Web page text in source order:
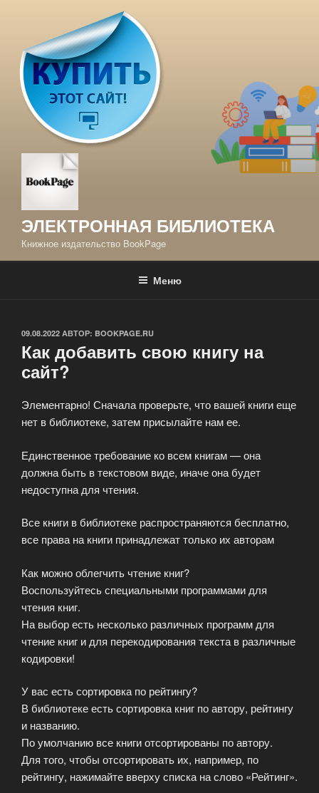
содержимому
ЭЛЕКТРОННАЯ БИБЛИОТЕКА
Книжное издательство BookPage
Меню
ОПУБЛИКОВАНО
09.08.2022 АВТОР: BOOKPAGE.RU
Как добавить свою книгу на
сайт?
Элементарно! Сначала проверьте, что вашей книги еще
нет в библиотеке, затем присылайте нам ее.
Единственное требование ко всем книгам — она
должна быть в текстовом виде, иначе она будет
недоступна для чтения.
Все книги в библиотеке распространяются бесплатно,
все права на книги принадлежат только их авторам
Как можно облегчить чтение книг?
Воспользуйтесь специальными программами для
чтения книг.
На выбор есть несколько различных программ для
чтение книг и для перекодирования текста в различные
кодировки!
У вас есть сортировка по рейтингу?
В библиотеке есть сортировка книг по автору, рейтингу
и названию.
По умолчанию все книги отсортированы по автору.
Для того, чтобы отсортировать их, например, по
рейтингу, нажимайте вверху списка на слово «Рейтинг».